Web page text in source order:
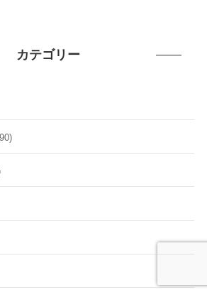
カテゴリー